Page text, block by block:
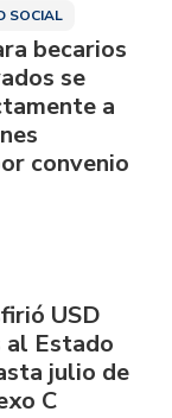
SOCIAL
becarios
se
a
convenio
USD
Estado
julio de
C